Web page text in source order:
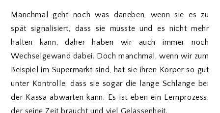
Manchmal geht noch was daneben, wenn sie es zu
spät signalisiert, dass sie müsste und es nicht mehr
halten kann, daher haben wir auch immer noch
Wechselgewand dabei. Doch manchmal, wenn wir zum
Beispiel im Supermarkt sind, hat sie ihren Körper so gut
unter Kontrolle, dass sie sogar die lange Schlange bei
der Kassa abwarten kann. Es ist eben ein Lernprozess,
der seine Zeit braucht und viel Gelassenheit.